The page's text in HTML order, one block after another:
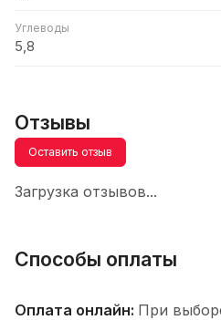
Углеводы
5,8
Отзывы
Оставить отзыв
Загрузка отзывов...
Способы оплаты
Оплата онлайн: При